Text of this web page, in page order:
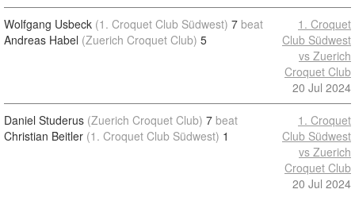
Wolfgang Usbeck (1. Croquet Club Südwest) 7 beat
Andreas Habel (Zuerich Croquet Club) 5
1. Croquet
Club Südwest
vs Zuerich
Croquet Club
20 Jul 2024
Daniel Studerus (Zuerich Croquet Club) 7 beat
Christian Beitler (1. Croquet Club Südwest) 1
1. Croquet
Club Südwest
vs Zuerich
Croquet Club
20 Jul 2024